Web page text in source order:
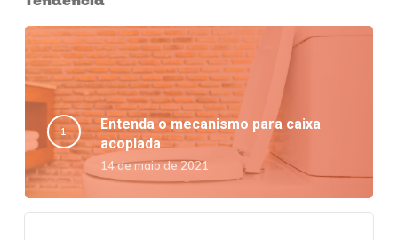
Entenda o mecanismo para caixa
acoplada
14 de maio de 2021